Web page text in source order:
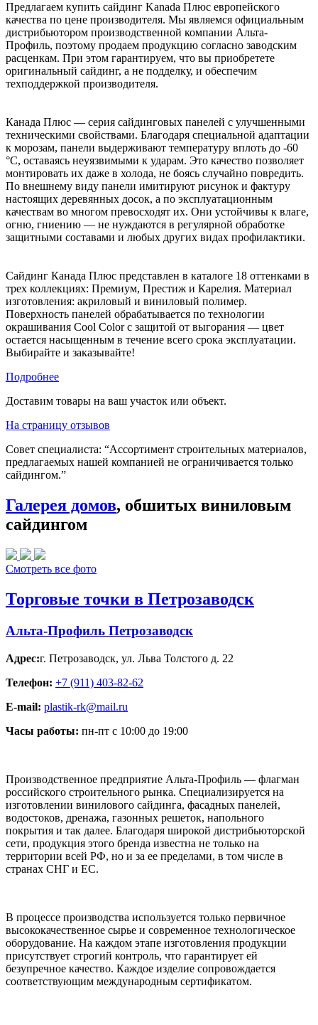
Предлагаем купить сайдинг Kanada Плюс европейского
качества по цене производителя. Мы являемся официальным
дистрибьютором производственной компании Альта-
Профиль, поэтому продаем продукцию согласно заводским
расценкам. При этом гарантируем, что вы приобретете
оригинальный сайдинг, а не подделку, и обеспечим
техподдержкой производителя.
Канада Плюс — серия сайдинговых панелей с улучшенными
техническими свойствами. Благодаря специальной адаптации
к морозам, панели выдерживают температуру вплоть до -60
°C, оставаясь неуязвимыми к ударам. Это качество позволяет
монтировать их даже в холода, не боясь случайно повредить.
По внешнему виду панели имитируют рисунок и фактуру
настоящих деревянных досок, а по эксплуатационным
качествам во многом превосходят их. Они устойчивы к влаге,
огню, гниению — не нуждаются в регулярной обработке
защитными составами и любых других видах профилактики.
Сайдинг Канада Плюс представлен в каталоге 18 оттенками в
трех коллекциях: Премиум, Престиж и Карелия. Материал
изготовления: акриловый и виниловый полимер.
Поверхность панелей обрабатывается по технологии
окрашивания Cool Color с защитой от выгорания — цвет
остается насыщенным в течение всего срока эксплуатации.
Выбирайте и заказывайте!
Подробнее
Доставим товары на ваш участок или объект.
На страницу отзывов
Совет специалиста: “Ассортимент строительных материалов,
предлагаемых нашей компанией не ограничивается только
сайдингом.”
Галерея домов, обшитых виниловым
сайдингом
Смотреть все фото
Торговые точки в Петрозаводск
Альта-Профиль Петрозаводск
Адрес:г. Петрозаводск, ул. Льва Толстого д. 22
Телефон: +7 (911) 403-82-62
E-mail: plastik-rk@mail.ru
Часы работы: пн-пт с 10:00 до 19:00
Производственное предприятие Альта-Профиль — флагман
российского строительного рынка. Специализируется на
изготовлении винилового сайдинга, фасадных панелей,
водостоков, дренажа, газонных решеток, напольного
покрытия и так далее. Благодаря широкой дистрибьюторской
сети, продукция этого бренда известна не только на
территории всей РФ, но и за ее пределами, в том числе в
странах СНГ и ЕС.
В процессе производства используется только первичное
высококачественное сырье и современное технологическое
оборудование. На каждом этапе изготовления продукции
присутствует строгий контроль, что гарантирует ей
безупречное качество. Каждое изделие сопровождается
соответствующим международным сертификатом.